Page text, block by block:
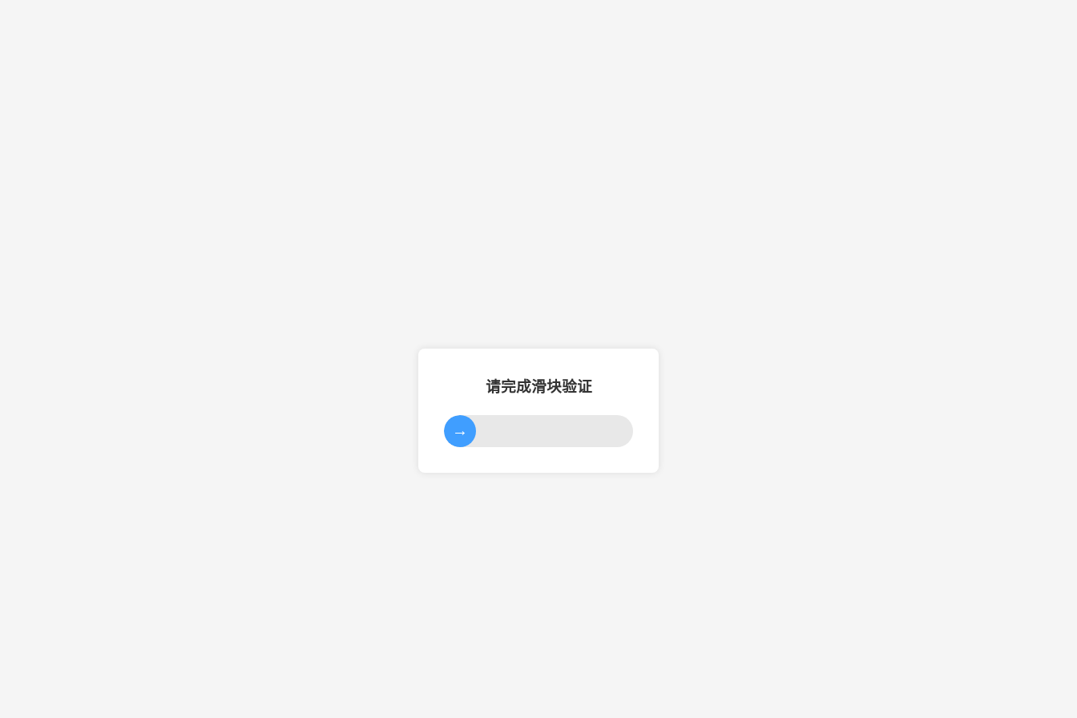
请完成滑块验证
→